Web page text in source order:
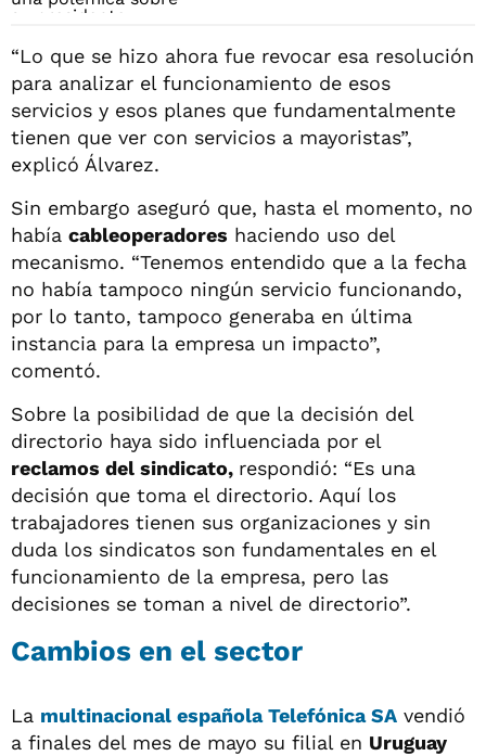
“Lo que se hizo ahora fue revocar esa resolución
para analizar el funcionamiento de esos
servicios y esos planes que fundamentalmente
tienen que ver con servicios a mayoristas”,
explicó Álvarez.
Sin embargo aseguró que, hasta el momento, no
había cableoperadores haciendo uso del
mecanismo. “Tenemos entendido que a la fecha
no había tampoco ningún servicio funcionando,
por lo tanto, tampoco generaba en última
instancia para la empresa un impacto”,
comentó.
Sobre la posibilidad de que la decisión del
directorio haya sido influenciada por el
reclamos del sindicato, respondió: “Es una
decisión que toma el directorio. Aquí los
trabajadores tienen sus organizaciones y sin
duda los sindicatos son fundamentales en el
funcionamiento de la empresa, pero las
decisiones se toman a nivel de directorio”.
Cambios en el sector
La multinacional española Telefónica SA vendió
a finales del mes de mayo su filial en Uruguay